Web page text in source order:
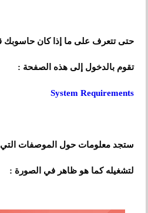
تقوم بالدخول إلى هذه الصفحة :
System Requirements
ستجد معلومات حول الموصفات
لتشغيله كما هو ظاهر في الصورة :